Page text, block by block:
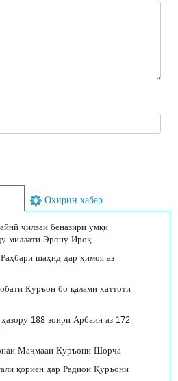
Охирин хабар
ҷилваи беназири умқи
миллати Эрону Ироқ
шаҳид дар ҳимоя аз
Қуръон бо қалами хаттоти
188 зоири Арбаин аз 172
Маҷмааи Қуръони Шорҷа
қориён дар Радиои Қуръони